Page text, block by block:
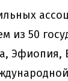
из 50
Эфиопия,